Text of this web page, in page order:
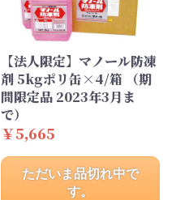
【法人限定】マノール防凍
剤 5kgポリ缶×4/箱 （期
間限定品 2023年3月ま
で）
￥5,665
ただいま品切れ中で
す。